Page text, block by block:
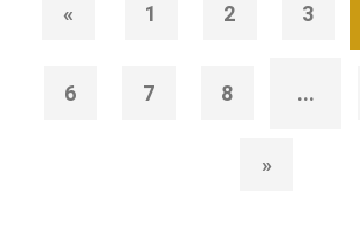
« 1 2 3
6 7 8 ...
»